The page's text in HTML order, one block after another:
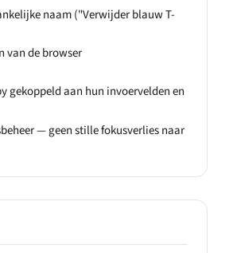
naam ("Verwijder blauw T-
van de browser
gekoppeld aan hun invoervelden en
— geen stille fokusverlies naar